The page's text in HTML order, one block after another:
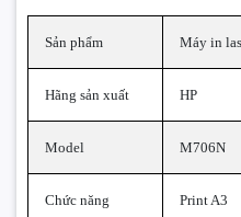
tài liệu kỹ thuật, báo cáo,
nghiệp.
Hộp mực dung lượng cao
giảm thiểu thời gian thay
Sản phẩm Máy in
Hãng sản xuất HP
Model M706N
Chức năng Print A3